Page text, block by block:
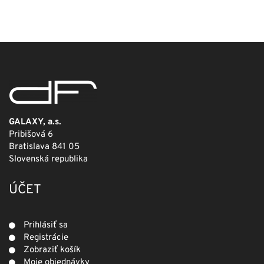
GALAXY, a.s.
Pribišová 6
Bratislava 841 05
Slovenská republika
ÚČET
Prihlásiť sa
Registrácie
Zobraziť košík